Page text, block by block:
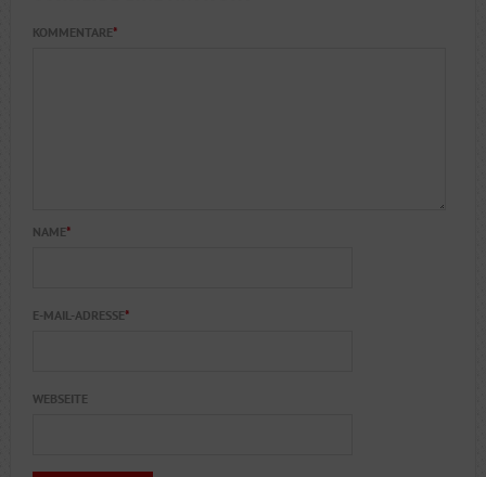
KOMMENTARE*
NAME*
E-MAIL-ADRESSE*
WEBSEITE